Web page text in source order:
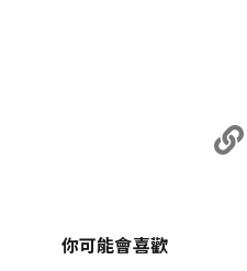
你可能會喜歡